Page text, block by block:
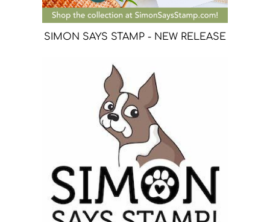
SIMON SAYS STAMP - NEW RELEASE